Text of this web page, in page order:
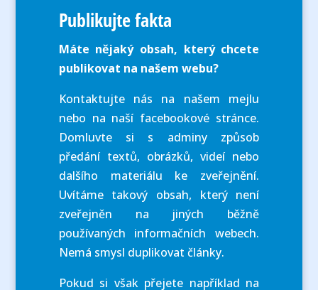
Publikujte fakta
Máte nějaký obsah, který chcete
publikovat na našem webu?
Kontaktujte nás na našem mejlu
nebo na naší facebookové stránce.
Domluvte si s adminy způsob
předání textů, obrázků, videí nebo
dalšího materiálu ke zveřejnění.
Uvítáme takový obsah, který není
zveřejněn na jiných běžně
používaných informačních webech.
Nemá smysl duplikovat články.
Pokud si však přejete například na